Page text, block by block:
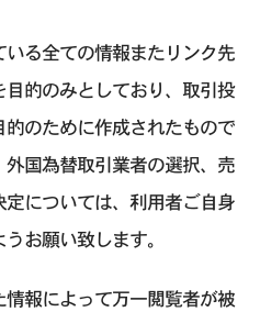
る全ての情報またリンク先
的のみとしており、取引投
のために作成されたもので
国為替取引業者の選択、売
については、利用者ご自身
お願い致します。
報によって万一閲覧者が被